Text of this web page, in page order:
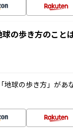
の歩き方のこと
地球の歩き方」があ